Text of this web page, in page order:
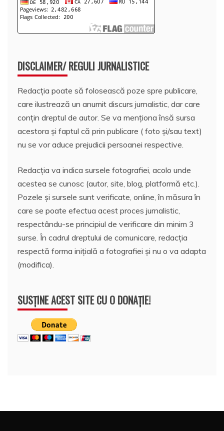
DISCLAIMER/ REGULI JURNALISTICE
Redacția poate să folosească poze spre publicare,
care ilustrează un anumit discurs jurnalistic, dar care
conțin dreptul de autor. Se va menționa însă sursa
acestora și faptul că prin publicare ( foto și/sau text)
nu se vor aduce prejudicii persoanei respective.
Redacția va indica sursele fotografiei, acolo unde
acestea se cunosc (autor, site, blog, platformă etc.).
Pozele și sursele sunt verificate, online, în măsura în
care se poate efectua acest proces jurnalistic,
respectându-se principiul de verificare din minim 3
surse. În cadrul dreptului de comunicare, redacția
respectă forma inițială a fotografiei și nu o va adapta
(modifica).
SUSȚINE ACEST SITE CU O DONAȚIE!